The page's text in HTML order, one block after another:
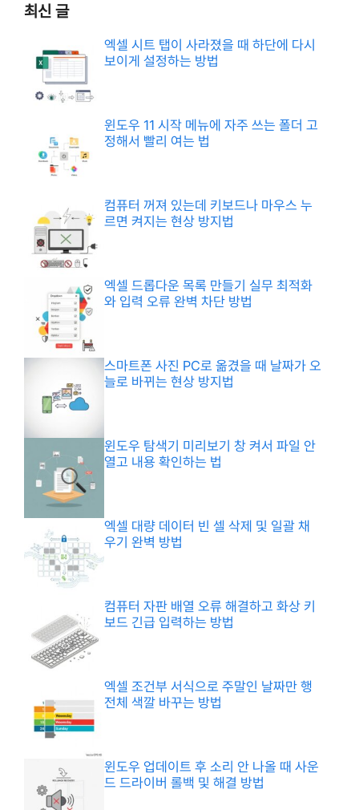
최신 글
엑셀 시트 탭이 사라졌을 때 하단에 다시
보이게 설정하는 방법
윈도우 11 시작 메뉴에 자주 쓰는 폴더 고
정해서 빨리 여는 법
컴퓨터 꺼져 있는데 키보드나 마우스 누
르면 켜지는 현상 방지법
엑셀 드롭다운 목록 만들기 실무 최적화
와 입력 오류 완벽 차단 방법
스마트폰 사진 PC로 옮겼을 때 날짜가 오
늘로 바뀌는 현상 방지법
윈도우 탐색기 미리보기 창 켜서 파일 안
열고 내용 확인하는 법
엑셀 대량 데이터 빈 셀 삭제 및 일괄 채
우기 완벽 방법
컴퓨터 자판 배열 오류 해결하고 화상 키
보드 긴급 입력하는 방법
엑셀 조건부 서식으로 주말인 날짜만 행
전체 색깔 바꾸는 방법
윈도우 업데이트 후 소리 안 나올 때 사운
드 드라이버 롤백 및 해결 방법